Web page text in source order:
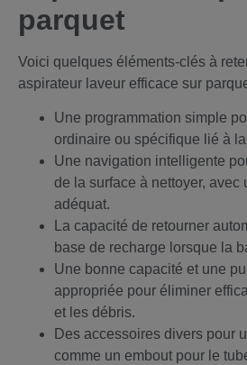
parquet
Voici quelques éléments-clés à
aspirateur laveur efficace sur
Une programmation simple
ordinaire ou spécifique lié à
Une navigation intelligente
de la surface à nettoyer, avec
adéquat.
La capacité de retourner
base de recharge lorsque la
Une bonne capacité et une
appropriée pour éliminer
et les débris.
Des accessoires divers pour
comme un embout pour le